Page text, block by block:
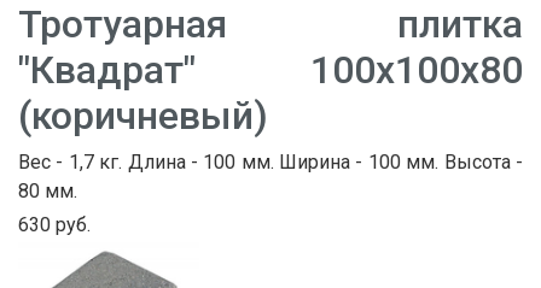
Тротуарная плитка
"Квадрат" 100х100х80
(коричневый)
Вес - 1,7 кг. Длина - 100 мм. Ширина - 100 мм. Высота -
80 мм.
630 руб.